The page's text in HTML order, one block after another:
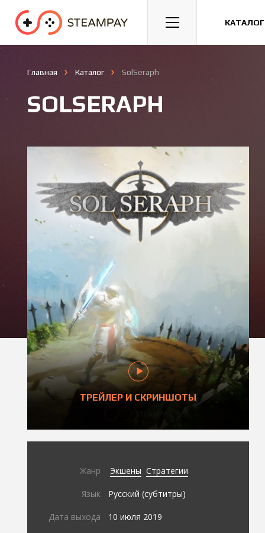
Спорт Гонки Казуальные
Главная Каталог SolSeraph
SOLSERAPH
ТРЕЙЛЕР И СКРИНШОТЫ
Жанр Экшены Стратегии
Язык Русский (субтитры)
Дата выхода 10 июля 2019